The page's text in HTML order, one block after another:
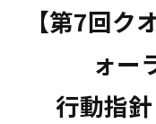
導入事例
ニュース
【第7回ク
ォー
行動指